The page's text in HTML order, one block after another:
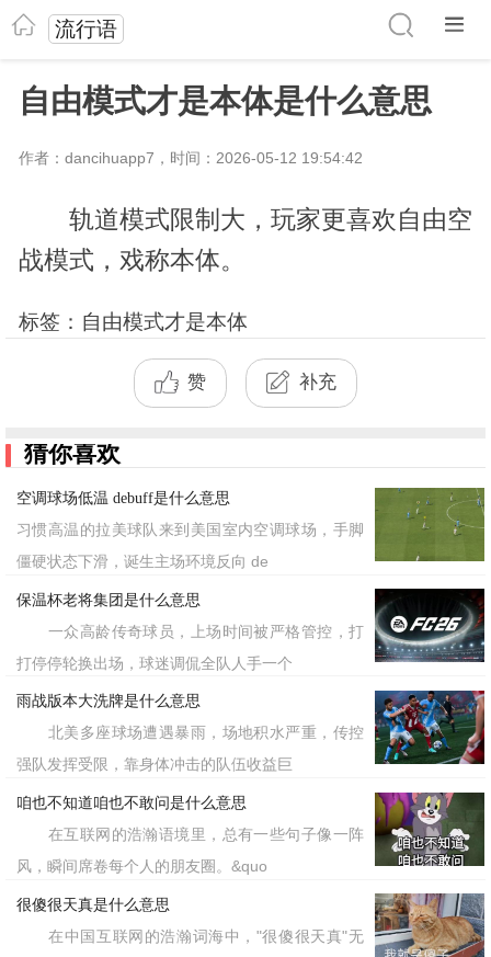
流行语
自由模式才是本体是什么意思
作者：dancihuapp7，时间：2026-05-12 19:54:42
轨道模式限制大，玩家更喜欢自由空
战模式，戏称本体。
标签：自由模式才是本体
赞 补充
猜你喜欢
空调球场低温 debuff是什么意思
习惯高温的拉美球队来到美国室内空调球场，手脚
僵硬状态下滑，诞生主场环境反向 de
保温杯老将集团是什么意思
一众高龄传奇球员，上场时间被严格管控，打
打停停轮换出场，球迷调侃全队人手一个
雨战版本大洗牌是什么意思
北美多座球场遭遇暴雨，场地积水严重，传控
强队发挥受限，靠身体冲击的队伍收益巨
咱也不知道咱也不敢问是什么意思
在互联网的浩瀚语境里，总有一些句子像一阵
风，瞬间席卷每个人的朋友圈。&quo
很傻很天真是什么意思
在中国互联网的浩瀚词海中，"很傻很天真"无